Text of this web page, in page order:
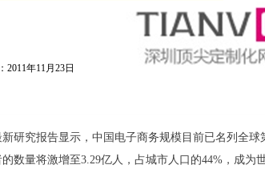
2011年11月23日
研究报告显示，中国电子商务规模目前已名列全球
数量将激增至3.29亿人，占城市人口的44%，成为